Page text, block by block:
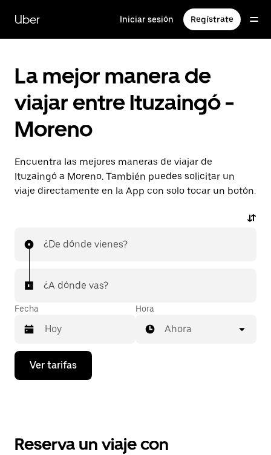
contenido
principal
Uber Iniciar sesión Regístrate
La mejor manera de
viajar entre Ituzaingó -
Moreno
Encuentra las mejores maneras de viajar de
Ituzaingó a Moreno. También puedes solicitar un
viaje directamente en la App con solo tocar un botón.
¿De dónde vienes?
¿A dónde vas?
Fecha
Presiona
flecha
el
Hora
Ahora
Ver tarifas
Reserva un viaje con